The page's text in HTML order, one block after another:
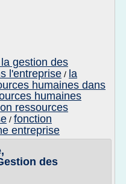
gestion des
l'entreprise / la
humaines dans
humaines
ressources
/ fonction
entreprise
des